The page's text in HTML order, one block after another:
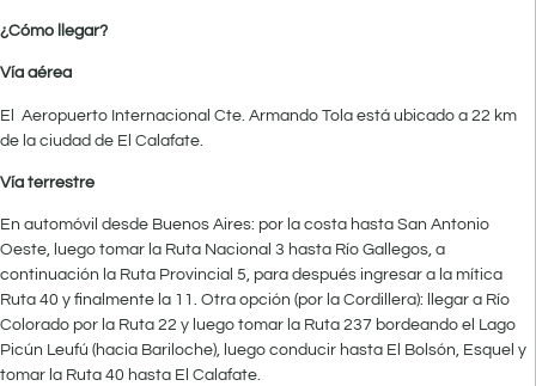
¿Cómo llegar?
Vía aérea
El Aeropuerto Internacional Cte. Armando Tola está ubicado a 22 km
de la ciudad de El Calafate.
Vía terrestre
En automóvil desde Buenos Aires: por la costa hasta San Antonio
Oeste, luego tomar la Ruta Nacional 3 hasta Río Gallegos, a
continuación la Ruta Provincial 5, para después ingresar a la mítica
Ruta 40 y finalmente la 11. Otra opción (por la Cordillera): llegar a Río
Colorado por la Ruta 22 y luego tomar la Ruta 237 bordeando el Lago
Picún Leufú (hacia Bariloche), luego conducir hasta El Bolsón, Esquel y
tomar la Ruta 40 hasta El Calafate.